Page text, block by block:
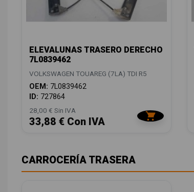
ELEVALUNAS TRASERO DERECHO
7L0839462
VOLKSWAGEN TOUAREG (7LA) TDI R5
OEM: 7L0839462
ID: 727864
28,00 € Sin IVA
33,88 € Con IVA
CARROCERÍA TRASERA